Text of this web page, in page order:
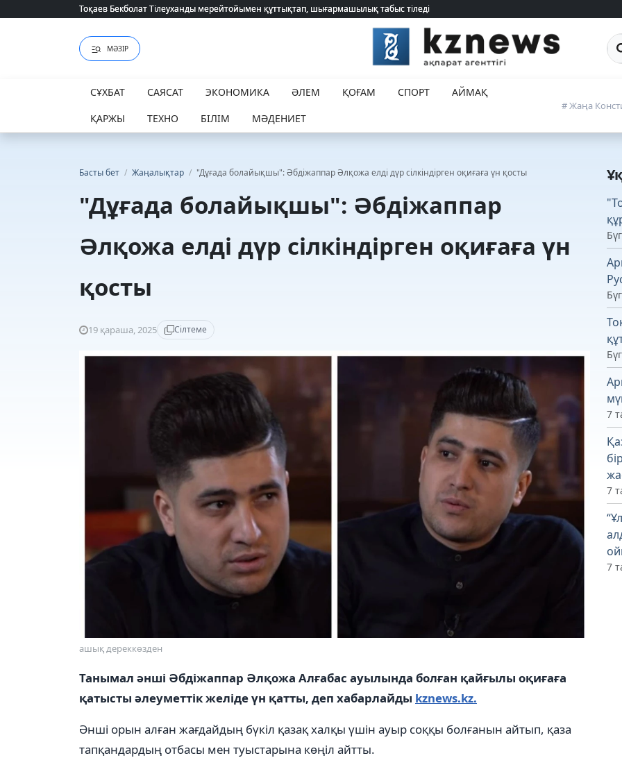
Тоқаев Бекболат Тілеуханды мерейтойымен құттықтап, шығармашылық табыс тіледі
Тоқаев Бекболат Тілеуханды мерейтойымен құттықтап, шығармашылық табыс тіледі
МӘЗІР
СҰХБАТ САЯСАТ ЭКОНОМИКА ӘЛЕМ ҚОҒАМ СПОРТ
АЙМАҚ
ҚАРЖЫ
ТЕХНО БІЛІМ МӘДЕНИЕТ
# Жаңа
Басты бет / Жаңалықтар / "Дұғада болайықшы": Әбдіжаппар Әлқожа елді дүр сілкіндірген оқиғаға үн қосты
"Дұғада болайықшы": Әбдіжаппар
Әлқожа елді дүр сілкіндірген оқиғаға үн
қосты
19 қараша, 2025 Сілтеме
ашық дереккөзден
Танымал әнші Әбдіжаппар Әлқожа Алғабас ауылында болған қайғылы оқиғаға
қатысты әлеуметтік желіде үн қатты, деп хабарлайды kznews.kz.
Әнші орын алған жағдайдың бүкіл қазақ халқы үшін ауыр соққы болғанын айтып, қаза
тапқандардың отбасы мен туыстарына көңіл айтты.
7
7
7